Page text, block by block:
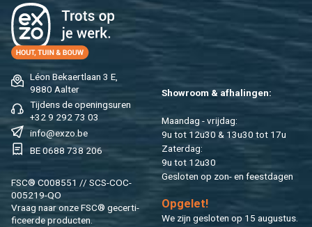
Léon Be­kaert­laan 3 E,
9880 Aal­ter
Tij­dens de ope­nings­uren
+32 9 292 73 03
info@​exzo.​be
BE 0688 738 206
FSC® C008551 // SCS-COC-
005219-QO
Vraag naar onze FSC® ge­cer­ti­
fi­ceer­de pro­duc­ten.
Show­room & af­ha­lin­gen:
Maan­dag - vrij­dag:
9u tot 12u30 & 13u30 tot 17u
Za­ter­dag:
9u tot 12u30
Ge­slo­ten op zon- en feest­da­gen
Op­ge­let!
We zijn ge­slo­ten op 15 au­gus­tus.